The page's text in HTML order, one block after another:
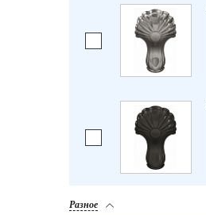
Разное